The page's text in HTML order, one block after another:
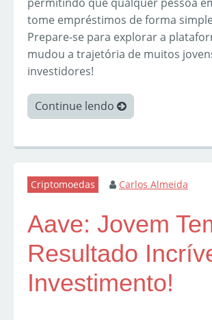
tome empréstimos de forma
Prepare-se para explorar a
mudou a trajetória de muitos
investidores!
Continue lendo
Criptomoedas Carlos Almeida
Aave: Jovem
Resultado
Investimento!